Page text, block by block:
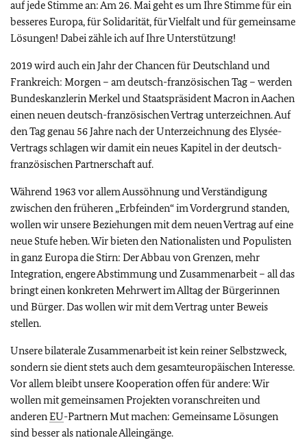
auf jede Stimme an: Am 26. Mai geht es um Ihre Stimme für ein
besseres Europa, für Solidarität, für Vielfalt und für gemeinsame
Lösungen! Dabei zähle ich auf Ihre Unterstützung!
2019 wird auch ein Jahr der Chancen für Deutschland und
Frankreich: Morgen – am deutsch-französischen Tag – werden
Bundeskanzlerin Merkel und StaatspräsidentMacronin Aachen
einen neuen deutsch-französischen Vertrag unterzeichnen. Auf
den Tag genau 56 Jahre nach der Unterzeichnung des Elysée-
Vertrags schlagen wir damit ein neues Kapitel in der deutsch-
französischen Partnerschaft auf.
Während 1963 vor allem Aussöhnung und Verständigung
zwischen den früheren „Erbfeinden“ im Vordergrund standen,
wollen wir unsere Beziehungen mit dem neuen Vertrag auf eine
neue Stufe heben. Wir bieten den Nationalisten und Populisten
in ganz Europa die Stirn: Der Abbau von Grenzen, mehr
Integration, engere Abstimmung und Zusammenarbeit – all das
bringt einen konkreten Mehrwert im Alltag der Bürgerinnen
und Bürger. Das wollen wir mit dem Vertrag unter Beweis
stellen.
Unsere bilaterale Zusammenarbeit ist kein reiner Selbstzweck,
sondern sie dient stets auch dem gesamteuropäischen Interesse.
Vor allem bleibt unsere Kooperation offen für andere: Wir
wollen mit gemeinsamen Projekten voranschreiten und
anderenEU-Partnern Mut machen: Gemeinsame Lösungen
sind besser als nationale Alleingänge.